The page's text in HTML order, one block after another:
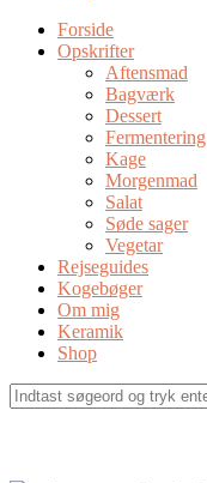
Forside
Opskrifter
Aftensmad
Bagværk
Dessert
Fermentering
Kage
Morgenmad
Salat
Søde sager
Vegetar
Rejseguides
Kogebøger
Om mig
Keramik
Shop